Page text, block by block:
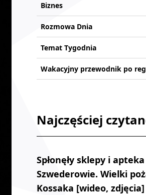
Biznes
Rozmowa Dnia
Temat Tygodnia
Wakacyjny przewodnik po
Najczęściej
Spłonęły sklepy i
Szwederowie. Wielki
Kossaka [wideo, zdjęcia]